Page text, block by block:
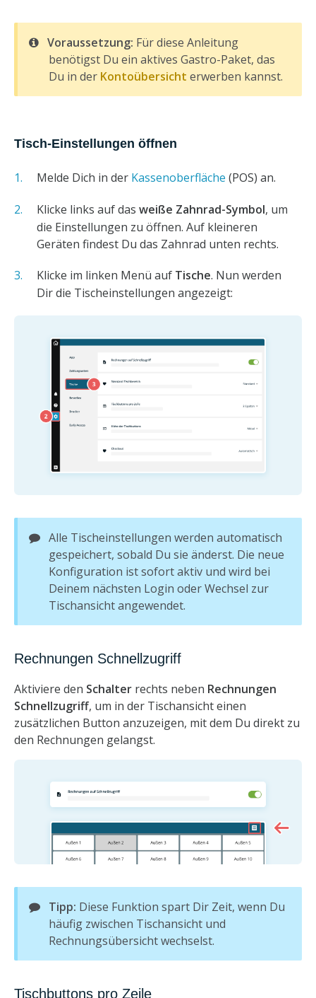
Voraussetzung: Für diese Anleitung
benötigst Du ein aktives Gastro-Paket, das
Du in der Kontoübersicht erwerben kannst.
Tisch-Einstellungen öffnen
Melde Dich in der Kassenoberfläche (POS) an.
Klicke links auf das weiße Zahnrad-Symbol, um
die Einstellungen zu öffnen. Auf kleineren
Geräten findest Du das Zahnrad unten rechts.
Klicke im linken Menü auf Tische. Nun werden
Dir die Tischeinstellungen angezeigt:
Alle Tischeinstellungen werden automatisch
gespeichert, sobald Du sie änderst. Die neue
Konfiguration ist sofort aktiv und wird bei
Deinem nächsten Login oder Wechsel zur
Tischansicht angewendet.
Rechnungen Schnellzugriff
Aktiviere den Schalter rechts neben Rechnungen
Schnellzugriff, um in der Tischansicht einen
zusätzlichen Button anzuzeigen, mit dem Du direkt zu
den Rechnungen gelangst.
Tipp: Diese Funktion spart Dir Zeit, wenn Du
häufig zwischen Tischansicht und
Rechnungsübersicht wechselst.
Tischbuttons pro Zeile